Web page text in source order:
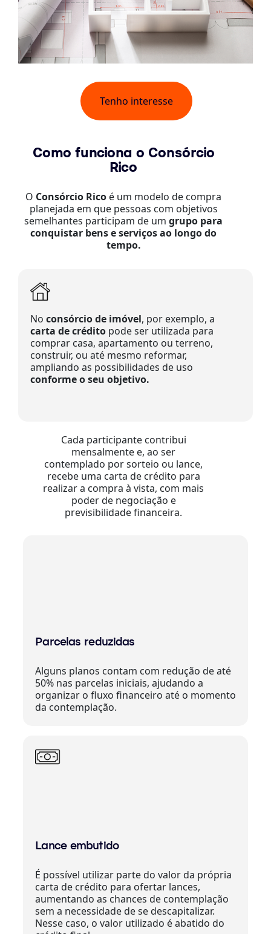
Tenho interesse
Como funciona o Consórcio
Rico
O Consórcio Rico é um modelo de compra
planejada em que pessoas com objetivos
semelhantes participam de um grupo para
conquistar bens e serviços ao longo do
tempo.
No consórcio de imóvel, por exemplo, a
carta de crédito pode ser utilizada para
comprar casa, apartamento ou terreno,
construir, ou até mesmo reformar,
ampliando as possibilidades de uso
conforme o seu objetivo.
Cada participante contribui
mensalmente e, ao ser
contemplado por sorteio ou lance,
recebe uma carta de crédito para
realizar a compra à vista, com mais
poder de negociação e
previsibilidade financeira.
Parcelas reduzidas
Alguns planos contam com redução de até
50% nas parcelas iniciais, ajudando a
organizar o fluxo financeiro até o momento
da contemplação.
Lance embutido
É possível utilizar parte do valor da própria
carta de crédito para ofertar lances,
aumentando as chances de contemplação
sem a necessidade de se descapitalizar.
Nesse caso, o valor utilizado é abatido do